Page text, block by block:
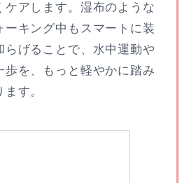
ケアします。湿布のような
ーキング中もスマートに装
らげることで、水中運動や
歩を、もっと軽やかに踏み
す。